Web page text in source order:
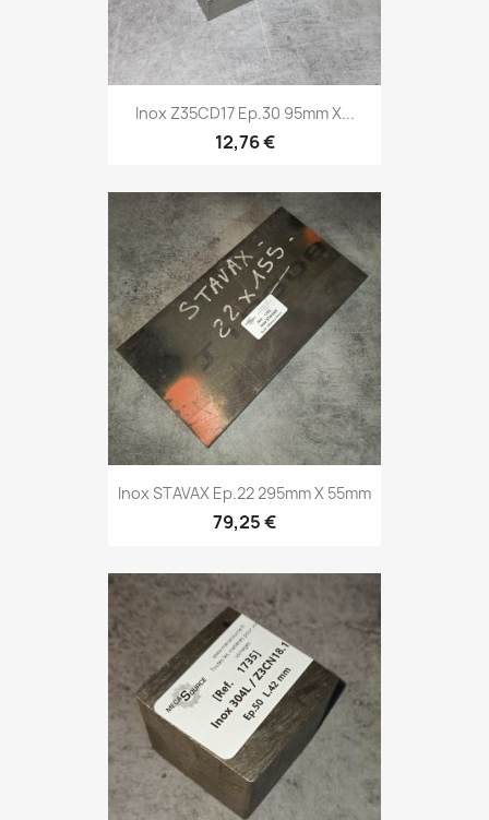
Inox Z35CD17 Ep.30 95mm X...
12,76 €
Inox STAVAX Ep.22 295mm X 55mm
79,25 €